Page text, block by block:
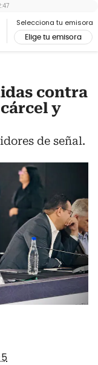
Selecciona tu emisora
Elige tu emisora
contra
y
de señal.